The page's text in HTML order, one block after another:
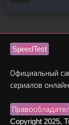
SpeedTest
Официальный
сериалов
Copyright 2025,